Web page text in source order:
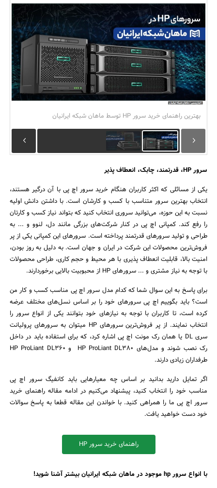
بانک، بیمه و سرمایه
مسکن و ساختمان
بهترین راهنمای خرید سرور HP توسط ماهان شبکه ایرانیان
سرور HP، قدرتمند، چابک، انعطاف پذیر
یکی از مسائلی که اکثر کاربران هنگام خرید سرور اچ پی با آن درگیر هستند،
انتخاب بهترین سرور متناسب با کسب و کارشان است. با داشتن دانش اولیه
نسبت به این حوزه، می‎‌توانید سروری انتخاب کنید که بتواند نیاز کسب و کارتان
را رفع کند. کمپانی اچ پی در کنار شرکت‌های بزرگی مانند دل، لنوو و ... به
طراحی و تولید سرور‌های قدرتمند پرداخته است. سرور‌های این کمپانی یکی از پر
فروش‌ترین محصولات این شرکت در ایران و جهان است. به دلیل به روز بودن،
امنیت بالا، قابلیت انعطاف پذیری با هر محیط و حجم کاری، طراحی محصولات
با توجه به نیاز مشتری و ... سرور‎‌های HP از محبوبیت بالایی برخوردارند.
برای پاسخ به این سوال شما که کدام مدل سرور اچ پی مناسب کسب و کار من
است؟ باید بگوییم اچ پی سرور‌های خود را بر اساس نسل‌های مختلف عرضه
کرده است، تا کاربران با توجه به نیازهای خود بتوانند یکی از انواع سرور را
انتخاب نمایند. از پر فروش‌ترین سرور‌های HP می‎توان به سرور‌های پرولیانت
سری DL یا همان رک مونت اچ پی اشاره کرد، که برای استفاده باید در داخل
رک نصب شوند و مدل‌های HP ProLiant DL380 و HP ProLiant DL360
طرفداران زیادی دارند.
اگر تمایل دارید بدانید بر اساس چه معیار‌هایی باید کانفیگ سرور اچ پی
مناسب خود را انتخاب کنید، پیشنهاد می‌کنیم در ادامه مقاله راهنمای خرید
سرور اچ پی ما را همراهی کنید. با خواندن این مقاله قطعا به پاسخ سوالات
خود دست خواهید یافت.
راهنمای خرید سرور HP
با انواع سرور hp موجود در ماهان شبکه ایرانیان بیشتر آشنا شوید!